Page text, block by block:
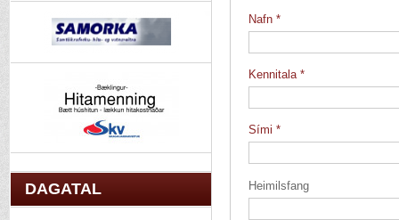
Nafn
Kennitala
Sími
Heimilsfang
DAGATAL